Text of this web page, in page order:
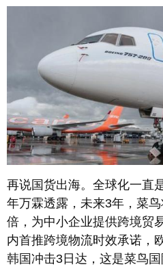
再说国货出海。全球化一直
年万霖透露，未来3年，菜
倍，为中小企业提供跨境贸
内首推跨境物流时效承诺，
韩国冲击3日达，这是菜鸟